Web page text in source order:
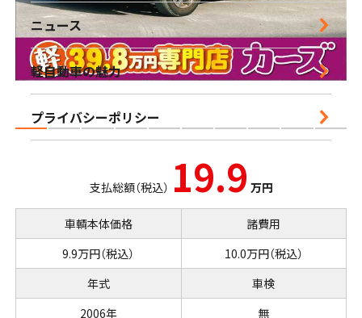
ニュース
軽自動車の魅力
プライバシーポリシー
鹿児島店
営業時間｜10:00-16:00 定休日｜毎週水曜日
支払総額（税込） 19.9 万円
車輌本体価格
9.9万円（税込）
年式
2006年
諸費用
10.0万円（税込）
車検
無